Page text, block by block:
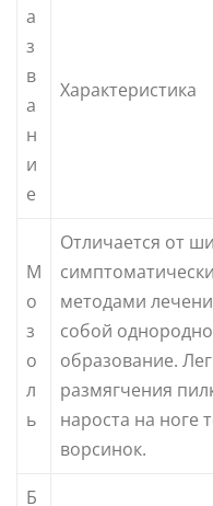
а
з
в
а
н
и
е
Характеристика
М
о
з
о
л
ь
Отличается от
методами
собой
образование.
размягчения
нароста на ноге
ворсинок.
Б